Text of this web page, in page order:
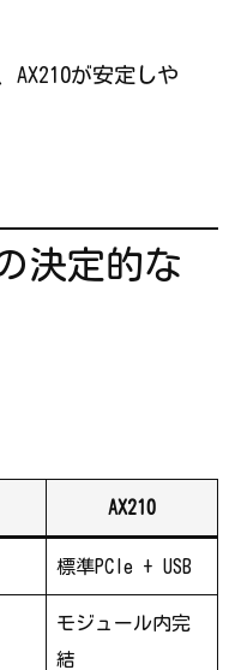
AX210が安定しや
決定的な
AX210
標準PCIe + USB
モジュール内完
結